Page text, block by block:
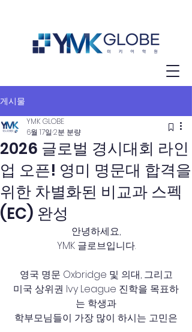
게시물
2026 글로벌 경시대회 라인
업 오픈! 영미 명문대 합격을
위한 차별화된 비교과 스펙
(EC) 완성
YMK GLOBE
6월 17일2분 분량
안녕하세요,
YMK 글로브입니다.
영국 명문 Oxbridge 및 의대, 그리고
미국 상위권 Ivy League 진학을 목표하
는 학생과
학부모님들이 가장 많이 하시는 고민은